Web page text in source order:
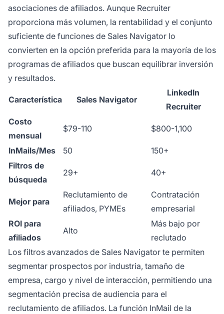
asociaciones de afiliados. Aunque Recruiter
proporciona más volumen, la rentabilidad y el conjunto
suficiente de funciones de Sales Navigator lo
convierten en la opción preferida para la mayoría de los
programas de afiliados que buscan equilibrar inversión
y resultados.
Característica Sales Navigator
LinkedIn
Recruiter
Costo
mensual
$79-110 $800-1,100
InMails/Mes 50
150+
Filtros de
búsqueda
29+ 40+
Mejor para
Reclutamiento de
afiliados, PYMEs
Contratación
empresarial
ROI para
afiliados
Alto
Más bajo por
reclutado
Los filtros avanzados de Sales Navigator te permiten
segmentar prospectos por industria, tamaño de
empresa, cargo y nivel de interacción, permitiendo una
segmentación precisa de audiencia para el
reclutamiento de afiliados. La función InMail de la